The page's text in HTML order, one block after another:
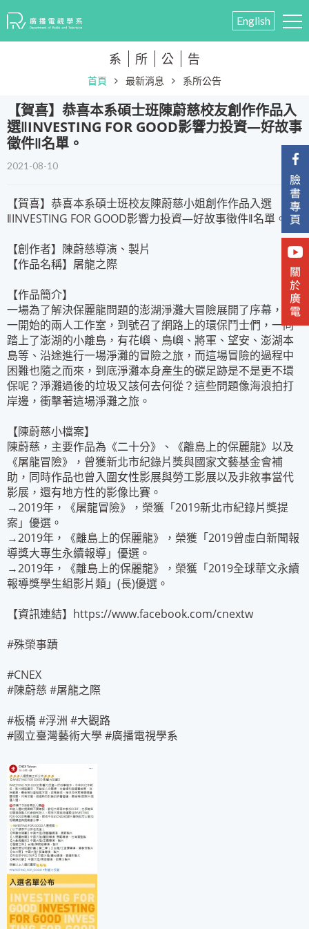
English
系 所 公 告
首頁 最新消息 系所公告
​【賀喜】恭喜本系碩士班陳蔚慈校友創作作品入
選‖INVESTING FOR GOOD影響力投資—好故事
徵件‖名單。
2021-08-10
【賀喜】恭喜本系碩士班校友陳蔚慈小姐創作作品入選
‖INVESTING FOR GOOD影響力投資—好故事徵件‖名單。
【創作者】陳蔚慈導演、製片
【作品名稱】屠龍之際
【作品簡介】
一場為了解決保麗龍問題的澎湖淨灘大冒險展開了序幕，從
一開始的兩人工作室，到號召了網路上的環保鬥士們，一同
踏上了澎湖的小離島，有花嶼、鳥嶼、將軍、望安、澎湖本
島等、沿途進行一場淨灘的冒險之旅，而這場冒險的過程中
困難也隨之而來，到底淨灘本身產生的碳足跡是不是更不環
保呢？淨灘過後的垃圾又該何去何從？這些問題像海浪拍打
岸邊，衝擊著這場淨灘之旅。
【陳蔚慈小檔案】
陳蔚慈，主要作品為《二十分》、《離島上的保麗龍》以及
《屠龍冒險》，曾獲新北市紀錄片獎與國家文藝基金會補
助，同時作品也曾入圍女性影展與勞工影展以及非敘事當代
影展，還有地方性的影像比賽。
→2019年，《屠龍冒險》，榮獲「2019新北市紀錄片獎提
案」優選。
→2019年，《離島上的保麗龍》，榮獲「2019曾虛白新聞報
導獎大專生永續報導」優選。
→2019年，《離島上的保麗龍》，榮獲「2019全球華文永續
報導獎學生組影片類」(長)優選。
【資訊連結】 https://www.facebook.com/cnextw
#殊榮事蹟
#CNEX
#陳蔚慈 #屠龍之際
#板橋 #浮洲 #大觀路
#國立臺灣藝術大學 #廣播電視學系